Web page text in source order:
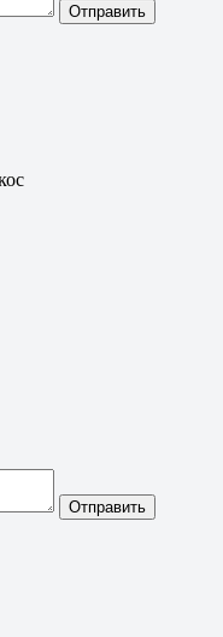
Отправить
Отправить